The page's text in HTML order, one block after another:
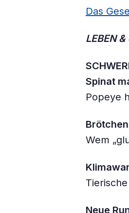
Das
LEBEN
Spinat
Popeye
Wem
Neue